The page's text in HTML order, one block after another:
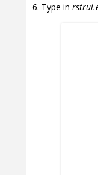
Type in